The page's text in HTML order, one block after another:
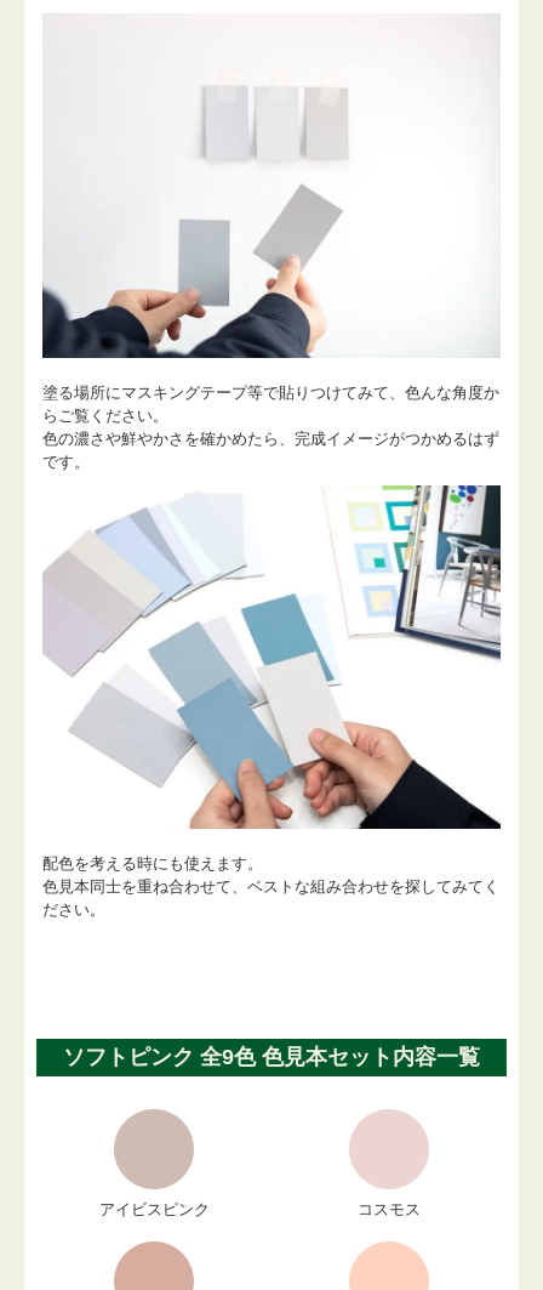
塗る場所にマスキングテープ等で貼りつけてみて、色んな角度か
らご覧ください。
色の濃さや鮮やかさを確かめたら、完成イメージがつかめるはず
です。
配色を考える時にも使えます。
色見本同士を重ね合わせて、ベストな組み合わせを探してみてく
ださい。
ソフトピンク 全9色 色見本セット内容一覧
アイビスピンク コスモス